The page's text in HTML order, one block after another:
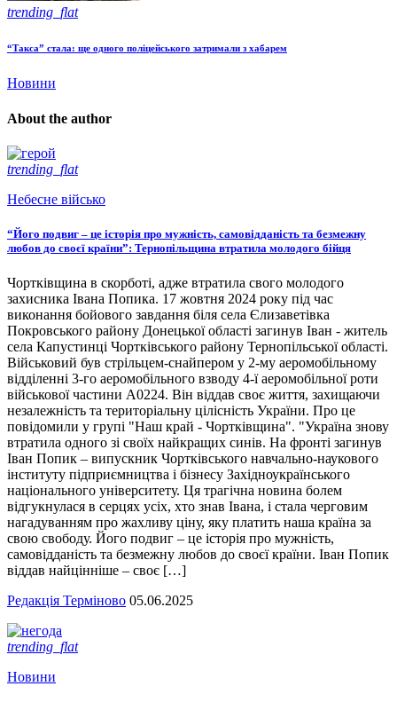
trending_flat
“Такса” стала: ще одного поліцейського затримали з хабарем
Новини
About the author
trending_flat
Небесне військо
“Його подвиг – це історія про мужність, самовідданість та безмежну
любов до своєї країни”: Тернопільщина втратила молодого бійця
Чортківщина в скорботі, адже втратила свого молодого
захисника Івана Попика. 17 жовтня 2024 року під час
виконання бойового завдання біля села Єлизаветівка
Покровського району Донецької області загинув Іван - житель
села Капустинці Чортківського району Тернопільської області.
Військовий був стрільцем-снайпером у 2-му аеромобільному
відділенні 3-го аеромобільного взводу 4-ї аеромобільної роти
військової частини А0224. Він віддав своє життя, захищаючи
незалежність та територіальну цілісність України. Про це
повідомили у групі "Наш край - Чортківщина". "Україна знову
втратила одного зі своїх найкращих синів. На фронті загинув
Іван Попик – випускник Чортківського навчально-наукового
інституту підприємництва і бізнесу Західноукраїнського
національного університету. Ця трагічна новина болем
відгукнулася в серцях усіх, хто знав Івана, і стала черговим
нагадуванням про жахливу ціну, яку платить наша країна за
свою свободу. Його подвиг – це історія про мужність,
самовідданість та безмежну любов до своєї країни. Іван Попик
віддав найцінніше – своє […]
Редакція Терміново 05.06.2025
trending_flat
Новини